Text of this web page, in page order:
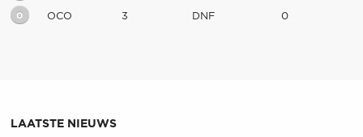
0 OCO 3 DNF 0
LAATSTE NIEUWS